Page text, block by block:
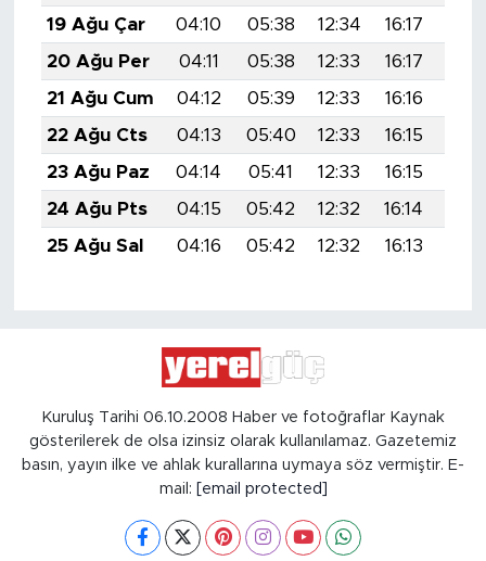
19 Ağu Çar
04:10 05:38 12:34 16:17
20 Ağu Per
04:11 05:38 12:33 16:17
21 Ağu Cum
04:12 05:39 12:33 16:16
22 Ağu Cts
04:13 05:40 12:33 16:15
23 Ağu Paz
04:14 05:41 12:33 16:15
24 Ağu Pts
04:15 05:42 12:32 16:14
25 Ağu Sal
04:16 05:42 12:32 16:13
Kuruluş Tarihi 06.10.2008 Haber ve fotoğraflar Kaynak
gösterilerek de olsa izinsiz olarak kullanılamaz. Gazetemiz
basın, yayın ilke ve ahlak kurallarına uymaya söz vermiştir. E-
mail: [email protected]